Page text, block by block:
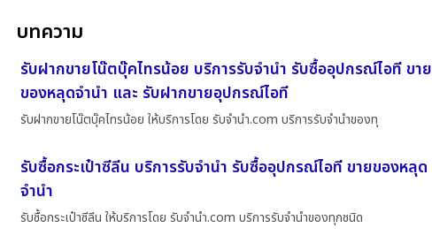
บทความ
รับฝากขายโน๊ตบุ๊คไทรน้อย บริการรับจำนำ รับซื้ออุปกรณ์ไอที ขาย
ของหลุดจำนำ และ รับฝากขายอุปกรณ์ไอที
รับฝากขายโน๊ตบุ๊คไทรน้อย ให้บริการโดย รับจํานํา.com บริการรับจำนำของทุ
รับซื้อกระเป๋าซีลีน บริการรับจำนำ รับซื้ออุปกรณ์ไอที ขายของหลุด
จำนำ
รับซื้อกระเป๋าซีลีน ให้บริการโดย รับจํานํา.com บริการรับจำนำของทุกชนิด